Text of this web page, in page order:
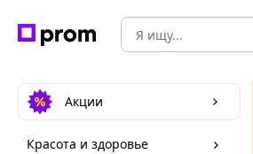
Акции
Красота и здоровье